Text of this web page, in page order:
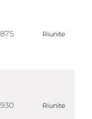
Riunite
Riunite